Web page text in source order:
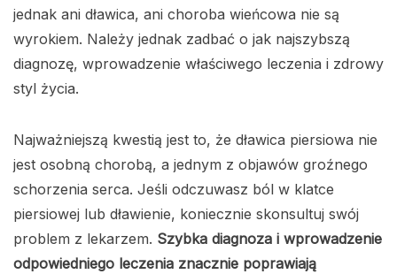
jednak ani dławica, ani choroba wieńcowa nie są
wyrokiem. Należy jednak zadbać o jak najszybszą
diagnozę, wprowadzenie właściwego leczenia i zdrowy
styl życia.
Najważniejszą kwestią jest to, że dławica piersiowa nie
jest osobną chorobą, a jednym z objawów groźnego
schorzenia serca. Jeśli odczuwasz ból w klatce
piersiowej lub dławienie, koniecznie skonsultuj swój
problem z lekarzem. Szybka diagnoza i wprowadzenie
odpowiedniego leczenia znacznie poprawiają